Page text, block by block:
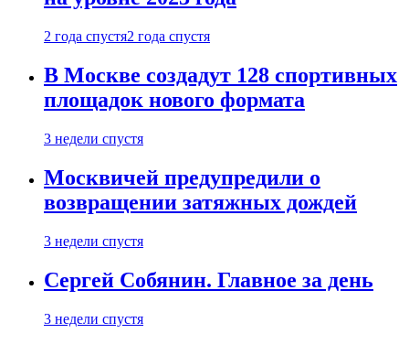
2 года спустя2 года спустя
В Москве создадут 128 спортивных
площадок нового формата
3 недели спустя
Москвичей предупредили о
возвращении затяжных дождей
3 недели спустя
Сергей Собянин. Главное за день
3 недели спустя